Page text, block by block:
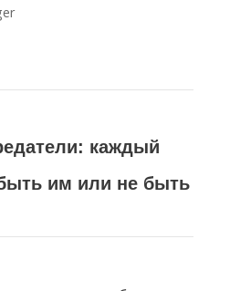
каждый
им или не быть